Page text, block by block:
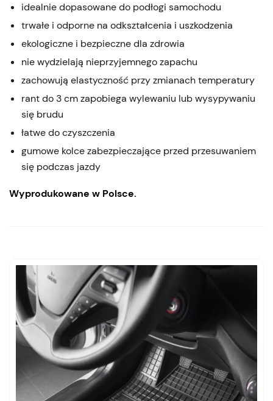
idealnie dopasowane do podłogi samochodu
trwałe i odporne na odkształcenia i uszkodzenia
ekologiczne i bezpieczne dla zdrowia
nie wydzielają nieprzyjemnego zapachu
zachowują elastyczność przy zmianach temperatury
rant do 3 cm zapobiega wylewaniu lub wysypywaniu
się brudu
łatwe do czyszczenia
gumowe kolce zabezpieczające przed przesuwaniem
się podczas jazdy
Wyprodukowane w Polsce.